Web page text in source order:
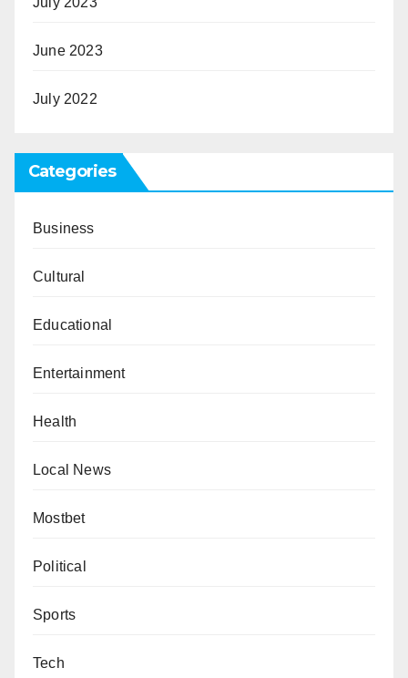
June 2023
July 2022
Categories
Business
Cultural
Educational
Entertainment
Health
Local News
Mostbet
Political
Sports
Tech